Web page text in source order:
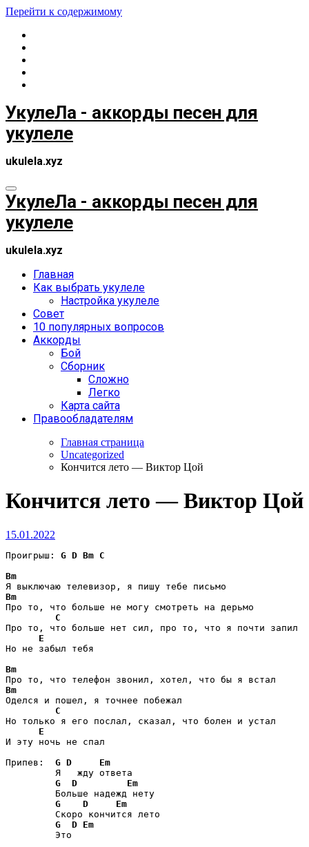
Перейти к содержимому
УкулеЛа - аккорды песен для
укулеле
ukulela.xyz
УкулеЛа - аккорды песен для
укулеле
ukulela.xyz
Главная
Как выбрать укулеле
Настройка укулеле
Совет
10 популярных вопросов
Аккорды
Бой
Сборник
Сложно
Легко
Карта сайта
Правообладателям
Главная страница
Uncategorized
Кончится лето — Виктор Цой
Кончится лето — Виктор Цой
15.01.2022
Проигрыш: G D Bm C
Bm
Bm
Про то, что больше не могу смотреть на дерьмо
C
Про то, что больше нет сил, про то, что я почти запил
E
Но не забыл тебя
Bm
Bm
Оделся и пошел, я точнее побежал
C
Но только я его послал, сказал, что болен и устал
E
И эту ночь не спал
Припев: G D
Em
         Я   жду ответа
G
D
Em
         Больше надежд нету
G
D
Em
         Скоро кончится лето
G
D Em
         Это